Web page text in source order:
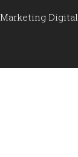
Marketing Digital